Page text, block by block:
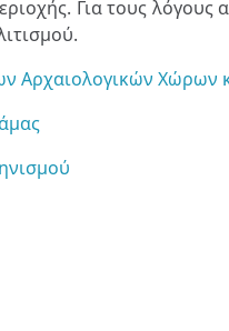
Για τους λόγους
Αρχαιολογικών Χώρων